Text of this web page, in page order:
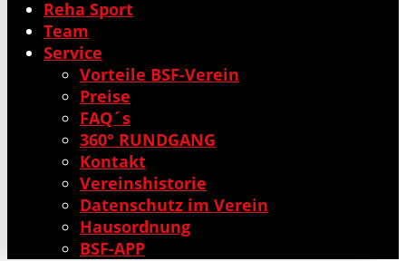
Reha Sport
Team
Service
Vorteile BSF-Verein
Preise
FAQ´s
360° RUNDGANG
Kontakt
Vereinshistorie
Datenschutz im Verein
Hausordnung
BSF-APP